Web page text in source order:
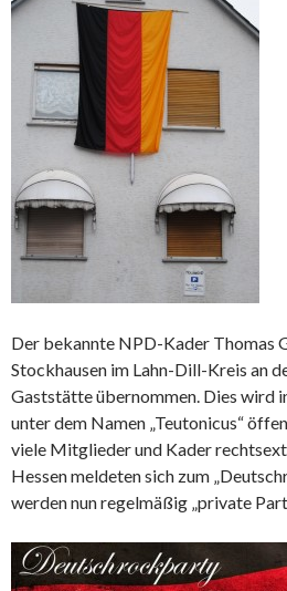
Der bekannte NPD-Kader Thomas
Stockhausen im Lahn-Dill-Kreis an
Gaststätte übernommen. Dies wird
unter dem Namen „Teutonicus“
viele Mitglieder und Kader
Hessen meldeten sich zum
werden nun regelmäßig „private